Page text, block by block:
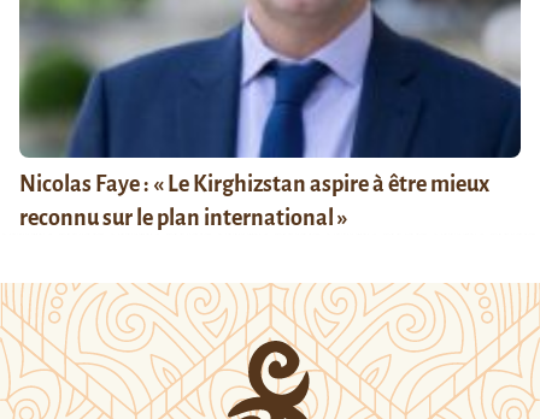
Nicolas Faye : « Le Kirghizstan aspire à être mieux
reconnu sur le plan international »